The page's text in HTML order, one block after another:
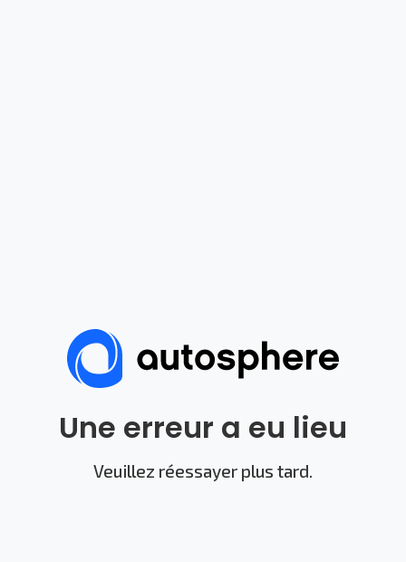
Une erreur a eu lieu
Veuillez réessayer plus tard.